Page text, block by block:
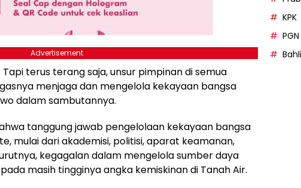
Advertisement
terus terang saja, unsur pimpinan di semua
menjaga dan mengelola kekayaan bangsa
dalam sambutannya.
tanggung jawab pengelolaan kekayaan bangsa
mulai dari akademisi, politisi, aparat keamanan,
kegagalan dalam mengelola sumber daya
masih tingginya angka kemiskinan di Tanah Air.
KPK
PGN